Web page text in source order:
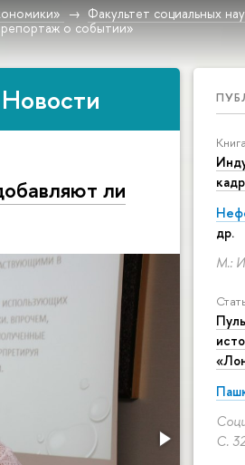
Факультет социальных
о событии»
Книга
др.
М.:
С.
ли